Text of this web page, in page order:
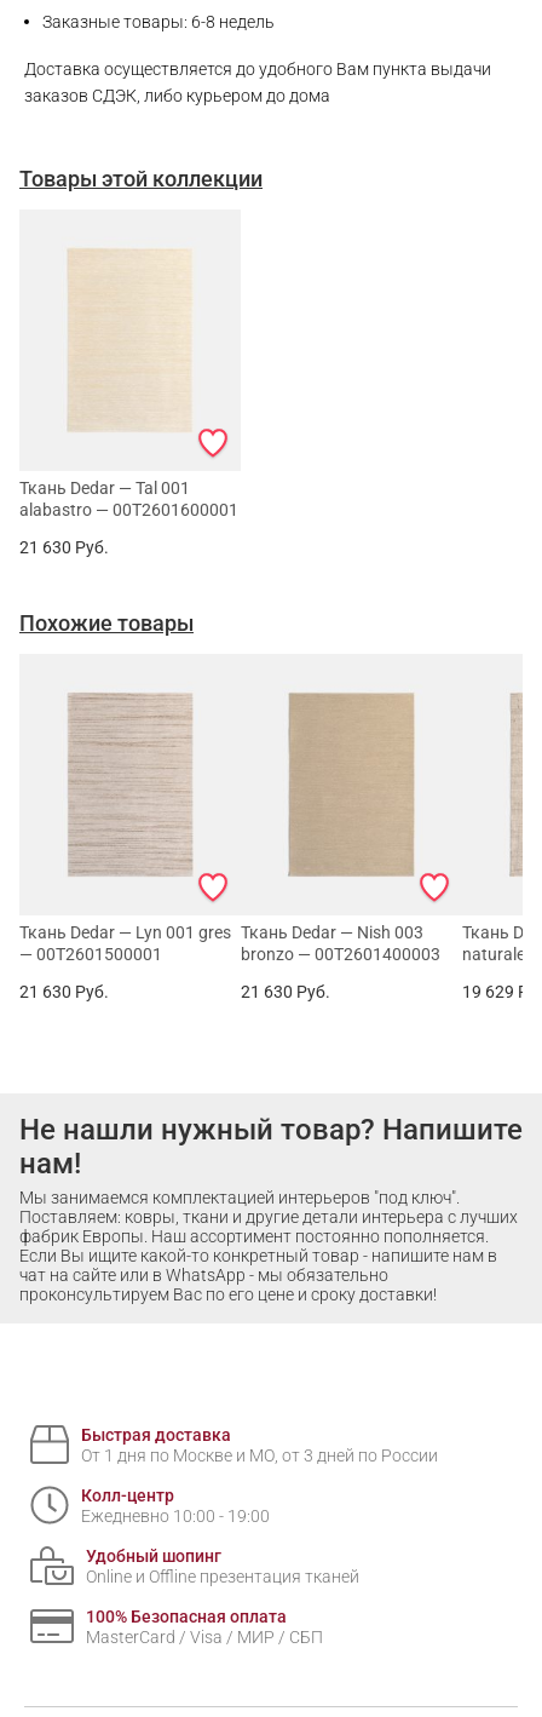
Заказные товары: 6-8 недель
Доставка осуществляется до удобного Вам пункта выдачи
заказов СДЭК, либо курьером до дома
Товары этой коллекции
Ткань Dedar — Tal 001
alabastro — 00T2601600001
21 630 Руб.
Похожие товары
Ткань Dedar — Lyn 001 gres
— 00T2601500001
21 630 Руб.
Ткань Dedar — Nish 003
bronzo — 00T2601400003
21 630 Руб.
Ткань
naturale
19 629
Не нашли нужный товар? Напишите
нам!
Мы занимаемся комплектацией интерьеров "под ключ".
Поставляем: ковры, ткани и другие детали интерьера с лучших
фабрик Европы. Наш ассортимент постоянно пополняется.
Если Вы ищите какой-то конкретный товар - напишите нам в
чат на сайте или в WhatsApp - мы обязательно
проконсультируем Вас по его цене и сроку доставки!
Быстрая доставка
От 1 дня по Москве и МО, от 3 дней по России
Колл-центр
Ежедневно 10:00 - 19:00
Удобный шопинг
Online и Offline презентация тканей
100% Безопасная оплата
MasterCard / Visa / МИР / СБП